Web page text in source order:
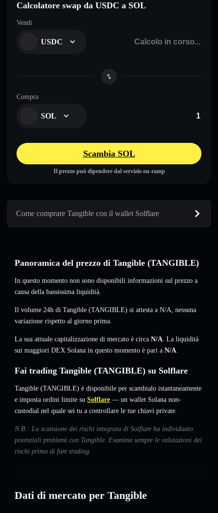
Calcolatore swap da USDC a SOL
Vendi
USDC
Compra
SOL
Scambia SOL
Il prezzo può dipendere dal servizio on-ramp
Come comprare Tangible con il wallet Solflare
Panoramica del prezzo di Tangible (TANGIBLE)
In questo momento non sono disponibili informazioni sul prezzo a
causa della bassissima liquidità.
Il volume 24h di Tangible (TANGIBLE) si attesta a N/A, nessuna
variazione rispetto al giorno prima.
La sua attuale capitalizzazione di mercato è circa N/A. La liquidità
sui maggiori DEX Solana in questo momento è pari a N/A.
Fai trading Tangible (TANGIBLE) su Solflare
Tangible (TANGIBLE) è disponibile per scambialo istantaneamente
e imposta ordini limite su Solflare — un wallet Solana non-
custodial nel quale sei tu a controllare le tue chiavi private.
N.B.: La scansione dei rischi integrata di Solflare ha individuato
potenziali problemi con Tangible. Esamina sempre le valutazioni dei
rischi prima di fare trading.
Dati di mercato per Tangible